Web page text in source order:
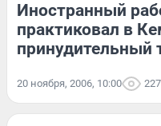
Иностранный
практиковал в
принудительный
20 ноября, 2006, 10:00 227